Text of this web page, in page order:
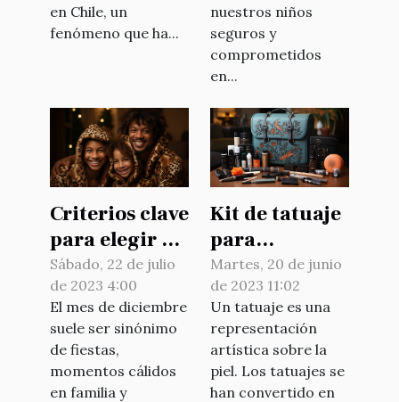
en Chile, un
fenómeno que ha...
nuestros niños
seguros y
comprometidos
en...
Criterios clave
para elegir el
pijama de
Navidad
Sábado, 22 de julio
de 2023 4:00
El mes de diciembre
suele ser sinónimo
de fiestas,
momentos cálidos
en familia y
Kit de tatuaje
para
principiantes:
¿cómo elegir
bien ?
Martes, 20 de junio
de 2023 11:02
Un tatuaje es una
representación
artística sobre la
piel. Los tatuajes se
han convertido en